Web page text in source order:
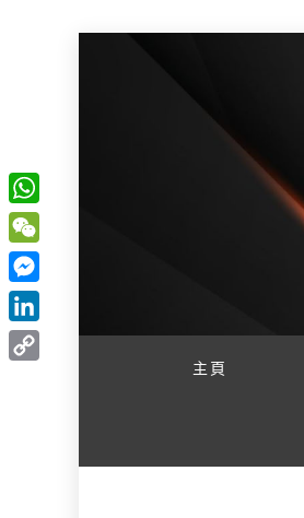
主頁
W
h
a
t
s
W
e
C
h
M
e
s
L
i